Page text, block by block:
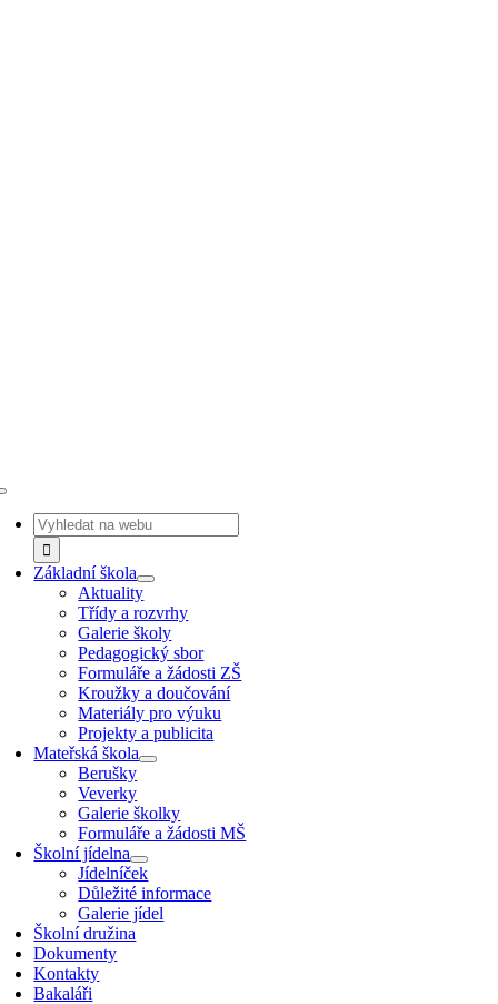
Search
for:
Základní škola
Aktuality
Třídy a rozvrhy
Galerie školy
Pedagogický sbor
Formuláře a žádosti ZŠ
Kroužky a doučování
Materiály pro výuku
Projekty a publicita
Mateřská škola
Berušky
Veverky
Galerie školky
Formuláře a žádosti MŠ
Školní jídelna
Jídelníček
Důležité informace
Galerie jídel
Školní družina
Dokumenty
Kontakty
Bakaláři